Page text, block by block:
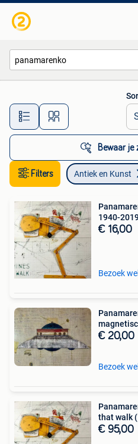
Alle
Bewaar je
Filters Antiek en Kunst
1940-
€ 16,00
Bezoek
€ 20,00
Bezoek
that walk
€ 95,00